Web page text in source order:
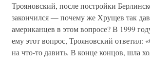
Трояновский, после постройки
закончился — почему же Хрущев так
американцев в этом вопросе? В 1999
ему этот вопрос, Трояновский
на что-то давить. В конце концов, шла